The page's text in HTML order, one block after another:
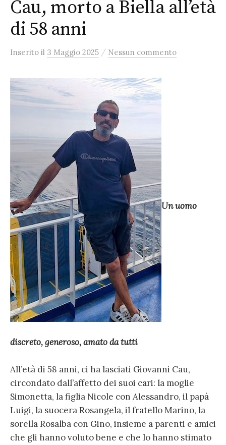
Cau, morto a Biella all’età
di 58 anni
Inserito il 3 Maggio 2025 / Nessun commento
Un uomo
discreto, generoso, amato da tutti
All’età di 58 anni, ci ha lasciati Giovanni Cau,
circondato dall’affetto dei suoi cari: la moglie
Simonetta, la figlia Nicole con Alessandro, il papà
Luigi, la suocera Rosangela, il fratello Marino, la
sorella Rosalba con Gino, insieme a parenti e amici
che gli hanno voluto bene e che lo hanno stimato